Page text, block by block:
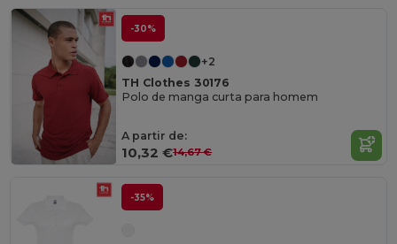
-30%
+2
TH Clothes 30176
Polo de manga curta para homem
A partir de:
10,32 €14,67 €
-35%